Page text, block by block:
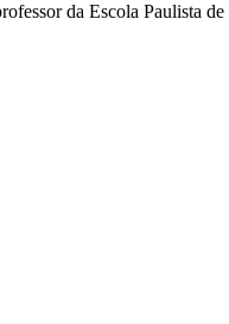
da Escola Paulista